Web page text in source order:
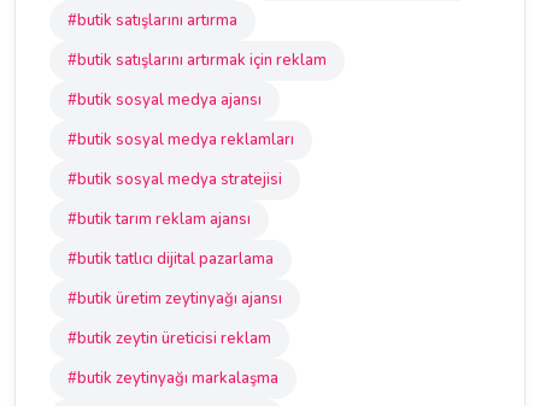
#butik satışlarını artırma
#butik satışlarını artırmak için reklam
#butik sosyal medya ajansı
#butik sosyal medya reklamları
#butik sosyal medya stratejisi
#butik tarım reklam ajansı
#butik tatlıcı dijital pazarlama
#butik üretim zeytinyağı ajansı
#butik zeytin üreticisi reklam
#butik zeytinyağı markalaşma